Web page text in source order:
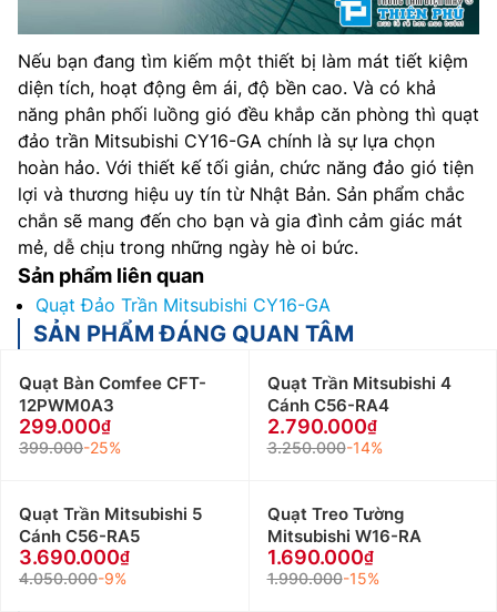
Nếu bạn đang tìm kiếm một thiết bị làm mát tiết kiệm
diện tích, hoạt động êm ái, độ bền cao. Và có khả
năng phân phối luồng gió đều khắp căn phòng thì quạt
đảo trần Mitsubishi CY16-GA chính là sự lựa chọn
hoàn hảo. Với thiết kế tối giản, chức năng đảo gió tiện
lợi và thương hiệu uy tín từ Nhật Bản. Sản phẩm chắc
chắn sẽ mang đến cho bạn và gia đình cảm giác mát
mẻ, dễ chịu trong những ngày hè oi bức.
Sản phẩm liên quan
Quạt Đảo Trần Mitsubishi CY16-GA
SẢN PHẨM ĐÁNG QUAN TÂM
Quạt Bàn Comfee CFT-
12PWM0A3
299.000
399.000-25%
Quạt Trần Mitsubishi 4
Cánh C56-RA4
2.790.000
3.250.000-14%
Quạt Trần Mitsubishi 5
Cánh C56-RA5
3.690.000
4.050.000-9%
Quạt Treo Tường
Mitsubishi W16-RA
1.690.000
1.990.000-15%